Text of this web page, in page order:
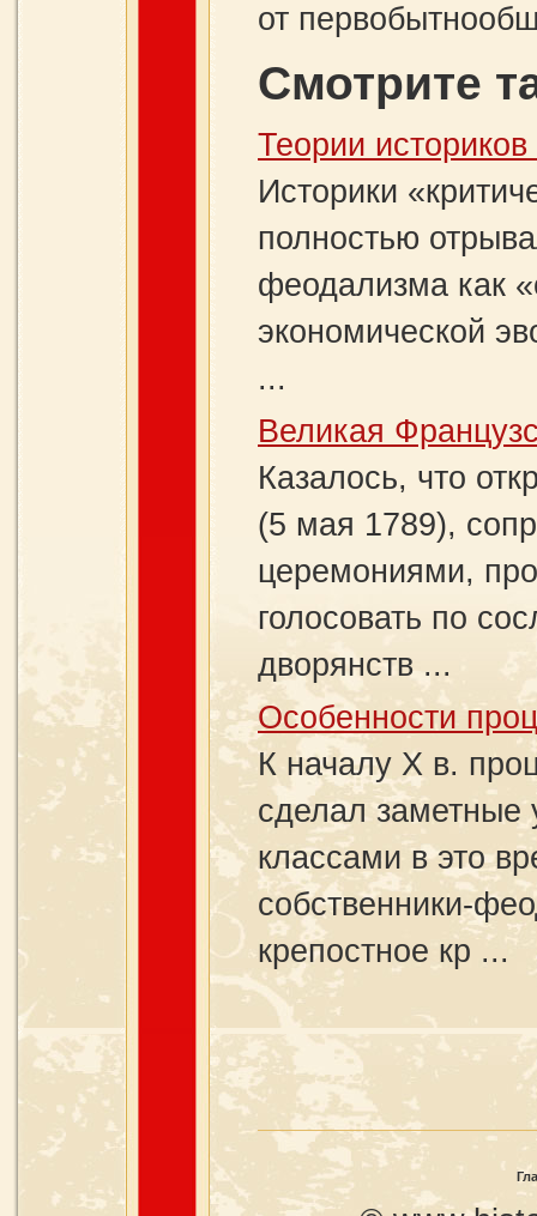
от
Смотрите
Теории
Историки
полностью
феодализма как
экономической
...
Великая
Казалось, что
(5 мая 1789),
церемониями,
голосовать по
дворянств ...
Особенности
К началу X в.
сделал
классами в это
собственники-
крепостное кр ...